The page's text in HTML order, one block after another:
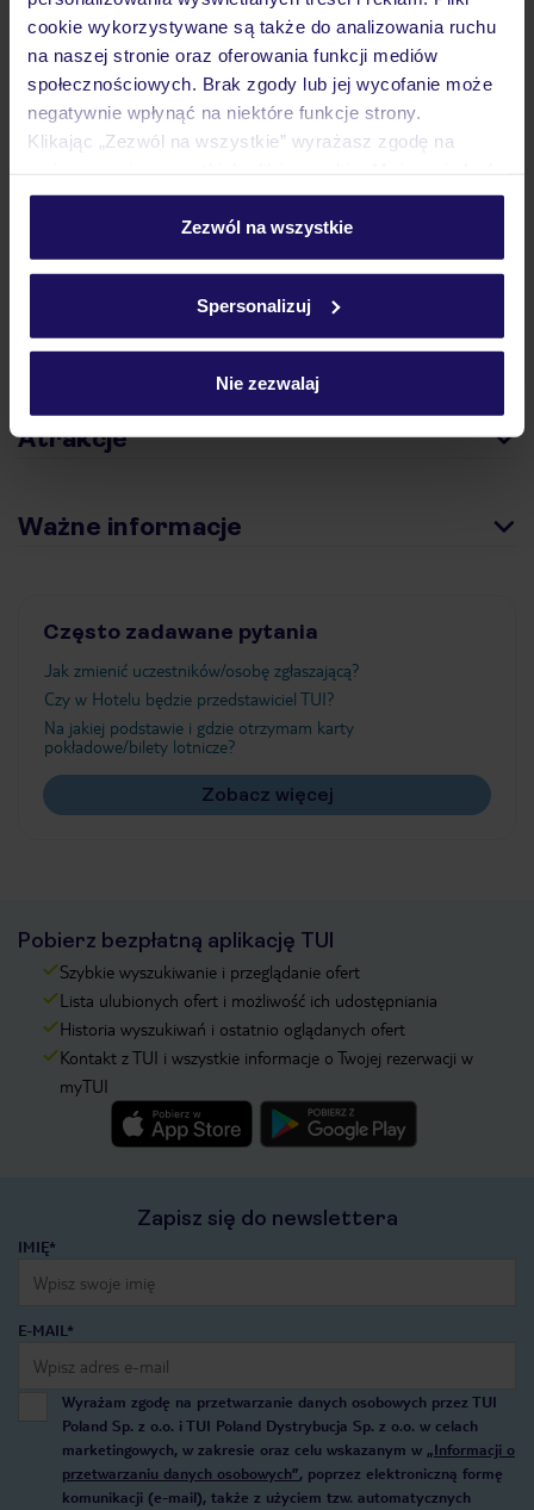
cookie wykorzystywane są także do analizowania ruchu
na naszej stronie oraz oferowania funkcji mediów
społecznościowych. Brak zgody lub jej wycofanie może
negatywnie wpłynąć na niektóre funkcje strony.
Klikając „Zezwól na wszystkie” wyrażasz zgodę na
personalizować swój wybór wchodząc w zakładkę
Szczegółowe informacje o plikach cookie znajdziesz
Zezwól na wszystkie
Spersonalizuj
Nie zezwalaj
Hotel
Pokoje
Wyżywienie
Atrakcje
Ważne informacje
Często zadawane pytania
Jak zmienić uczestników/osobę zgłaszającą?
Czy w Hotelu będzie przedstawiciel TUI?
Na jakiej podstawie i gdzie otrzymam karty
pokładowe/bilety lotnicze?
Zobacz więcej
Pobierz bezpłatną aplikację TUI
Szybkie wyszukiwanie i przeglądanie ofert
Lista ulubionych ofert i możliwość ich udostępniania
Historia wyszukiwań i ostatnio oglądanych ofert
Kontakt z TUI i wszystkie informacje o Twojej rezerwacji w
myTUI
Zapisz się do newslettera
IMIĘ*
E-MAIL*
Wyrażam zgodę na przetwarzanie danych osobowych przez TUI
Poland Sp. z o.o. i TUI Poland Dystrybucja Sp. z o.o. w celach
marketingowych, w zakresie oraz celu wskazanym w „Informacji o
przetwarzaniu danych osobowych”, poprzez elektroniczną formę
komunikacji (e-mail), także z użyciem tzw. automatycznych